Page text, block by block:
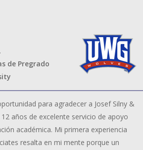
de Pregrado
para agradecer a Josef Silny &
años de excelente servicio de apoyo
académica. Mi primera experiencia
resalta en mi mente porque un